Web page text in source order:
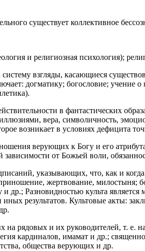
существует коллективное
и религиозная психология);
взгляды, касающиеся
догматику; богословие;
в фантастических
вера, символичность,
возникает в условиях дефицита
верующих к Богу и его
от Божьей воли,
указывающих, что, как и
жертвование,
и др.; Разновидностью культа
результатов. Культовые акты:
на рядовых и их руководителей, т.
кардиналов, имамат и др.;
общества верующих и др.